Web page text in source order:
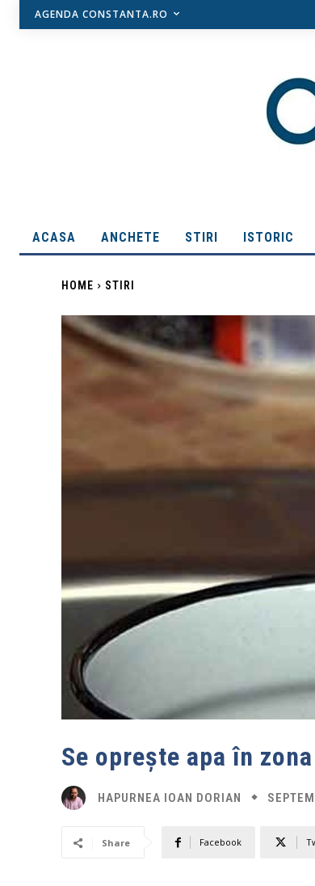
AGENDA CONSTANTA.RO
ACASA ANCHETE STIRI ISTORIC
HOME STIRI
Se oprește apa în
HAPURNEA IOAN DORIAN
Share Facebook